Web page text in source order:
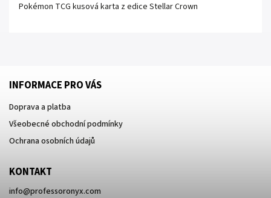
Pokémon TCG kusová karta z edice Stellar Crown
INFORMACE PRO VÁS
Doprava a platba
Všeobecné obchodní podmínky
Ochrana osobních údajů
KONTAKT
info@professoronyx.com